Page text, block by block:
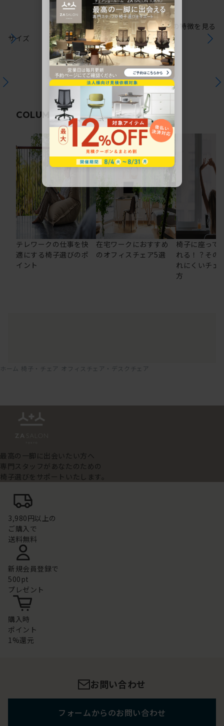
サイズ
シリーズの特徴を見る
COLUMN関連コラム
テレワークの仕事を快
適にする椅子選びのポ
イント
在宅ワークにおすすめ
のオフィスチェア5選
椅子に座って
れる！？その
れにくいチェ
方
ホーム 椅子・チェア オフィスチェア・デスクチェア
最高の一脚に出会いたい方へ
専門スタッフがあなたのための
椅子選びをサポートいたします。
3,980円以上の
ご購入で
送料無料
新規会員登録で
500pt
プレゼント
購入時
ポイント
1%還元
お問い合わせ
フォームからのお問い合わせ